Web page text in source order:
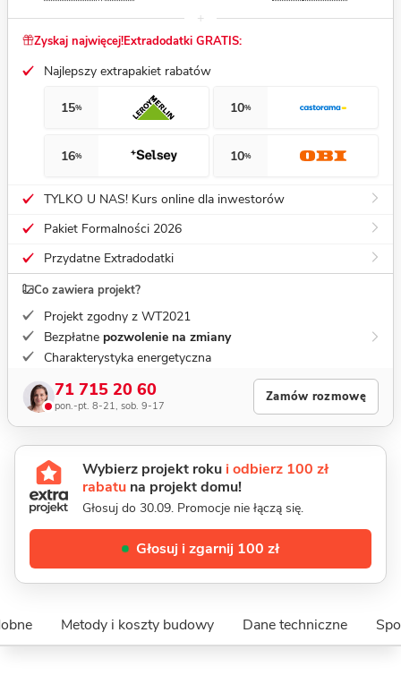
Zyskaj najwięcej!Extradodatki GRATIS:
Najlepszy extrapakiet rabatów
15% 10%
16% 10%
TYLKO U NAS! Kurs online dla inwestorów
Pakiet Formalności 2026
Przydatne Extradodatki
Co zawiera projekt?
Projekt zgodny z WT2021
Bezpłatne pozwolenie na zmiany
Charakterystyka energetyczna
71 715 20 60
pon.-pt. 8-21, sob. 9-17
Zamów rozmowę
Wybierz projekt roku i odbierz 100 zł
rabatu na projekt domu!
Głosuj do 30.09. Promocje nie łączą się.
Głosuj i zgarnij 100 zł
Metody i koszty budowy Dane techniczne